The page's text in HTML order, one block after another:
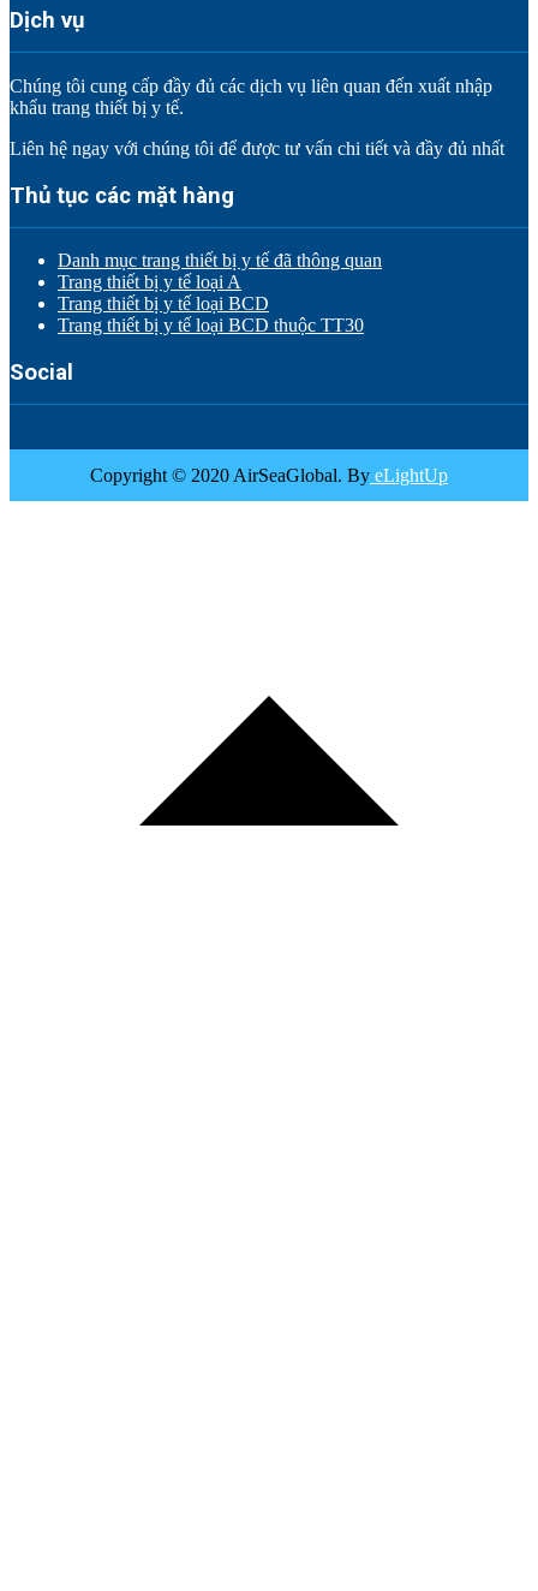
Dịch vụ
Chúng tôi cung cấp đầy đủ các dịch vụ liên quan đến xuất nhập
khẩu trang thiết bị y tế.
Liên hệ ngay với chúng tôi để được tư vấn chi tiết và đầy đủ nhất
Thủ tục các mặt hàng
Danh mục trang thiết bị y tế đã thông quan
Trang thiết bị y tế loại A
Trang thiết bị y tế loại BCD
Trang thiết bị y tế loại BCD thuộc TT30
Social
Copyright © 2020 AirSeaGlobal. By eLightUp